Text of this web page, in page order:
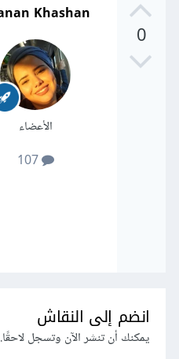
0
Khashan
الأعضاء
107
انضم إلى النقاش
يمكنك أن تنشر الآن وتسجل